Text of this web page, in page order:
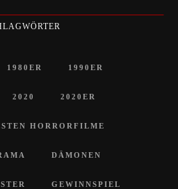
1980ER 1990ER
2020 2020ER
HORRORFILME
DÄMONEN
GEWINNSPIEL